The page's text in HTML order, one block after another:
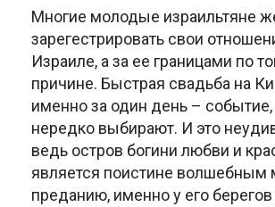
Многие молодые израильтяне
зарегестрировать свои
Израиле, а за ее границами по
причине. Быстрая свадьба на
именно за один день – событие,
нередко выбирают. И это
ведь остров богини любви и
является поистине волшебным
преданию, именно у его